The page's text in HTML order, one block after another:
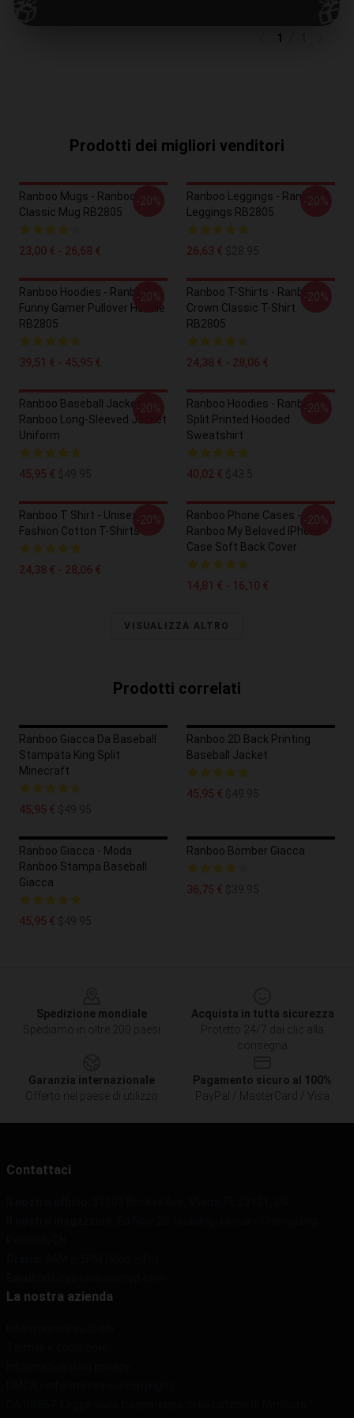
1
Prodotti dei migliori venditori
Ranboo Mugs - Ranboo
Classic Mug RB2805
23,00 € - 26,68 €
-20%
Ranboo Leggings - Ranboo 1
Leggings RB2805
26,63 €
-20%
Ranboo Hoodies - Ranboo
Funny Gamer Pullover Hoodie
RB2805
39,51 € - 45,95 €
-20%
Ranboo T-Shirts - Ranboo
Crown Classic T-Shirt
RB2805
24,38 € - 28,06 €
-20%
Ranboo Baseball Jacket -
Ranboo Long-Sleeved Jacket
Uniform
45,95 €
-20%
Ranboo Hoodies - Ranboo
Split Printed Hooded
Sweatshirt
40,02 €
-20%
Ranboo T Shirt - Unisex
Fashion Cotton T-Shirts
24,38 € - 28,06 €
-20%
Ranboo Phone Cases -
Ranboo My Beloved IPhone
Case Soft Back Cover
14,81 € - 16,10 €
-20%
VISUALIZZA ALTRO
Prodotti correlati
Ranboo Giacca Da Baseball
Stampata King Split
Minecraft
45,95 €
Ranboo 2D Back Printing
Baseball Jacket
45,95 €
Ranboo Giacca - Moda
Ranboo Stampa Baseball
Giacca
45,95 €
Ranboo Bomber Giacca
36,75 €
Spedizione mondiale
Spediamo in oltre 200 paesi
Acquista in tutta sicurezza
Protetto 24/7 dai clic alla
consegna
Garanzia internazionale
Offerto nel paese di utilizzo
Pagamento sicuro al 100%
PayPal / MasterCard / Visa
Contattaci
La nostra azienda
🎁 🎁